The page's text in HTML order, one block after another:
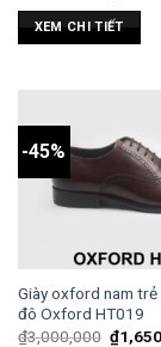
XEM CHI TIẾT
-45%
Giày oxford nam
đô Oxford HT019
₫3,000,000 ₫